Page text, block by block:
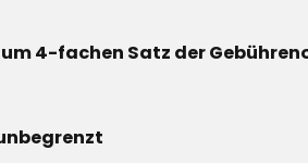
4-fachen Satz der